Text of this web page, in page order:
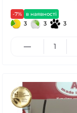
-7% в наявності
3 3 3